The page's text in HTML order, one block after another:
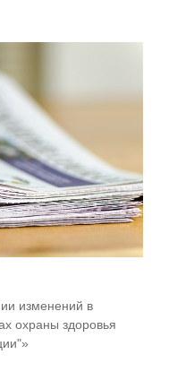
изменений в
охраны здоровья